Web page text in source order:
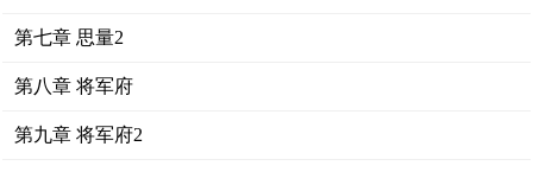
第七章 思量2
第八章 将军府
第九章 将军府2